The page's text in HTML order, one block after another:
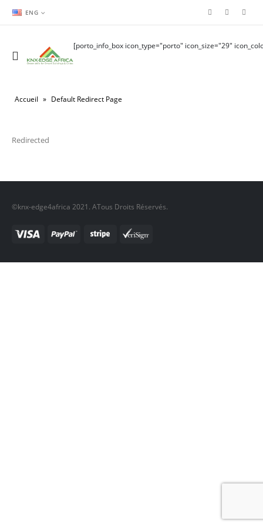
ENG
[porto_info_box icon_type="porto" icon_size="29"
Accueil » Default Redirect Page
Redirected
©knx-edge4africa 2021. ATous Droits Réservés.